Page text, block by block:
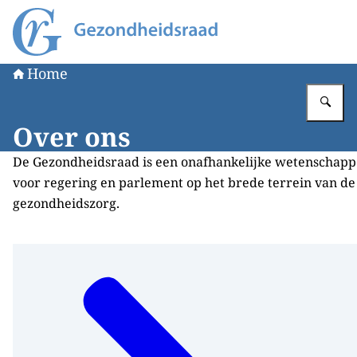
Naar de homepage van Gezondheidsraad
Home
Over ons
De Gezondheidsraad is een onafhankelijke
voor regering en parlement op het brede terrein van
gezondheidszorg.